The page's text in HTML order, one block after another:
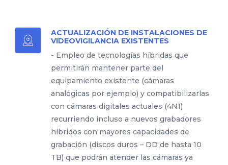
ACTUALIZACIÓN DE INSTALACIONES DE
VIDEOVIGILANCIA EXISTENTES
- Empleo de tecnologías híbridas que
permitirán mantener parte del
equipamiento existente (cámaras
analógicas por ejemplo) y compatibilizarlas
con cámaras digitales actuales (4N1)
recurriendo incluso a nuevos grabadores
híbridos con mayores capacidades de
grabación (discos duros – DD de hasta 10
TB) que podrán atender las cámaras ya